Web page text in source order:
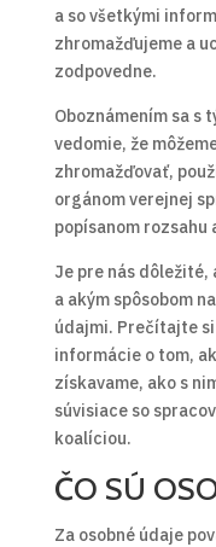
a so všetkými
zhromažďujeme a
zodpovedne.
Oboznámením sa s
vedomie, že
zhromažďovať,
orgánom verejnej
popísanom rozsahu
Je pre nás
a akým spôsobom
údajmi. Prečítajte
informácie o tom,
získavame, ako s
súvisiace so
koalíciou.
ČO SÚ
Za osobné údaje